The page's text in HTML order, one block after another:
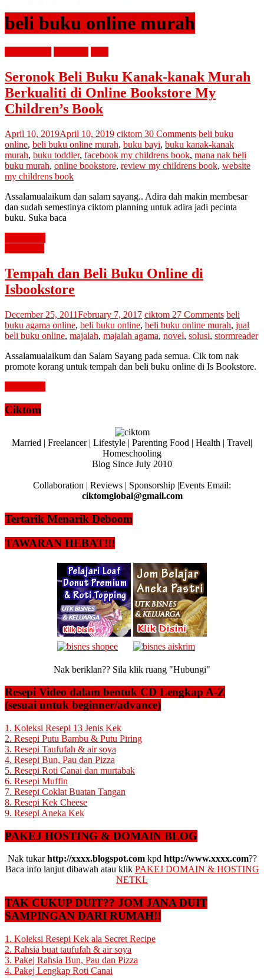
beli buku online murah
Seronok Beli Buku Kanak-kanak Murah
Berkualiti di Online Bookstore My
Children’s Book
April 10, 2019April 10, 2019 ciktom 30 Comments beli buku
online, beli buku online murah, buku bayi, buku kanak-kanak
murah, buku toddler, facebook my childrens book, mana nak beli
buku murah, online bookstore, review my childrens book, website
my childrens book
Assalamualaikum dan salam sayang.. Adira dah makin membesar
dan sudah semestinya ciktom planning untuk adira jadi pecinta
buku. Suka baca
Tempah dan Beli Buku Online di
Isbookstore
December 25, 2011February 7, 2017 ciktom 27 Comments beli
buku agama online, beli buku online, beli buku online murah, jual
beli buku online, majalah, majalah agama, novel, solusi, stormreader
Assalamualaikum dan Salam Sayang pada semua. Cik tom nak
promote korang untuk tempah dan beli buku online di Is Bookstore.
Ciktom
Married | Freelancer | Lifestyle | Parenting Food | Health | Travel|
Homeschooling
Blog Since July 2010
Collaboration | Reviews | Sponsorship |Events Email:
ciktomglobal@gmail.com
Tertarik Menarik Deboom
TAWARAN HEBAT!!!
Nak beriklan?? Sila klik ruang "Hubungi"
Resepi Video dalam bentuk CD Lengkap A-Z
(sesuai untuk beginner/advance)
1. Koleksi Resepi 13 Jenis Kek
2. Resepi Putu Bambu & Putu Piring
3. Resepi Taufufah & air soya
4. Resepi Bun, Pau dan Pizza
5. Resepi Roti Canai dan murtabak
6. Resepi Muffin
7. Resepi Coklat Buatan Tangan
8. Resepi Kek Cheese
9. Resepi Aneka Kek
PAKEJ HOSTING & DOMAIN BLOG
Nak tukarhttp://xxxx.blogspot.comkpd http://www.xxxx.com??
Baca info lanjut dibawah atau klik PAKEJ DOMAIN & HOSTING
NETKL
TAK CUKUP DUIT?? JOM JANA DUIT
SAMPINGAN DARI RUMAH!!
1. Koleksi Resepi Kek ala Secret Recipe
2. Rahsia buat taufufah & air soya
3. Pakej Rahsia Bun, Pau dan Pizza
4. Pakej Lengkap Roti Canai